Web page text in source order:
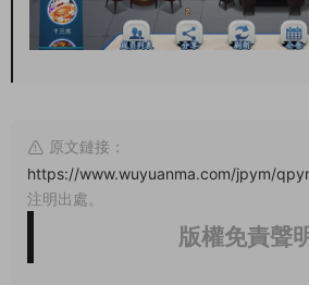
原文鏈接：
https://www.wuyuanma.com/jpym/
注明出處。
版權免責聲